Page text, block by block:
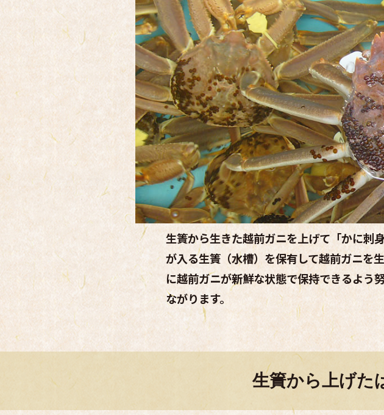
生簀から生きた越前ガニを上げて「かに刺
が入る生簀（水槽）を保有して越前ガニを
に越前ガニが新鮮な状態で保持できるよう
ながります。
生簀から上げた